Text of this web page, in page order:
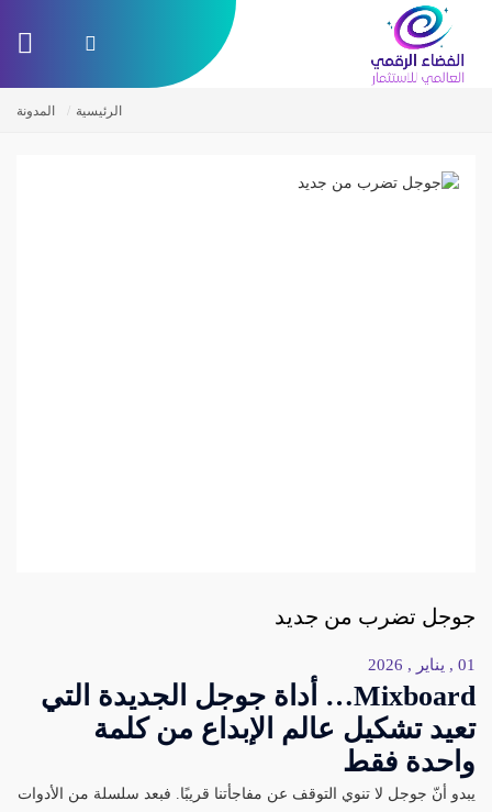
الرئيسية المدونة
جوجل تضرب من جديد
01 , يناير , 2026
Mixboard… أداة جوجل الجديدة التي
تعيد تشكيل عالم الإبداع من كلمة
واحدة فقط
يبدو أنّ جوجل لا تنوي التوقف عن مفاجأتنا قريبًا. فبعد سلسلة من الأدوات